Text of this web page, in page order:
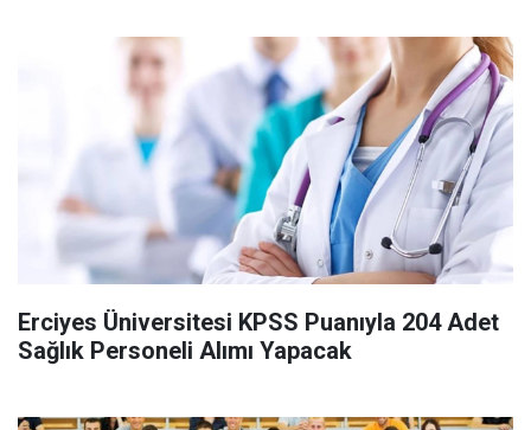
Erciyes Üniversitesi KPSS Puanıyla 204 Adet
Sağlık Personeli Alımı Yapacak